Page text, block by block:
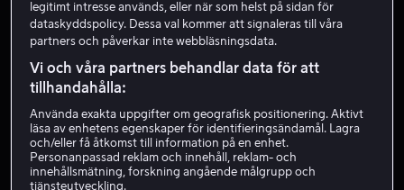
One Direction: This Is Us
HD
Hyr 49 kr
Köp 109 kr
legitimt intresse används, eller när som helst på sidan för
dataskyddspolicy. Dessa val kommer att signaleras till våra
partners och påverkar inte webbläsningsdata.
Vi och våra partners behandlar data för att
tillhandahålla:
Använda exakta uppgifter om geografisk positionering. Aktivt
läsa av enhetens egenskaper för identifieringsändamål. Lagra
och/eller få åtkomst till information på en enhet.
Personanpassad reklam och innehåll, reklam- och
innehållsmätning, forskning angående målgrupp och
tjänsteutveckling.